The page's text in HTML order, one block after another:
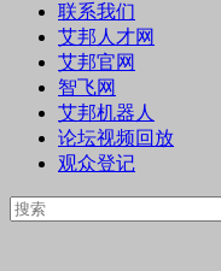
联系我们
艾邦人才网
艾邦官网
智飞网
艾邦机器人
论坛视频回放
观众登记